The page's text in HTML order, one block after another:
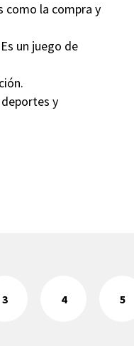
como la compra y
un juego de
y
3 4 5